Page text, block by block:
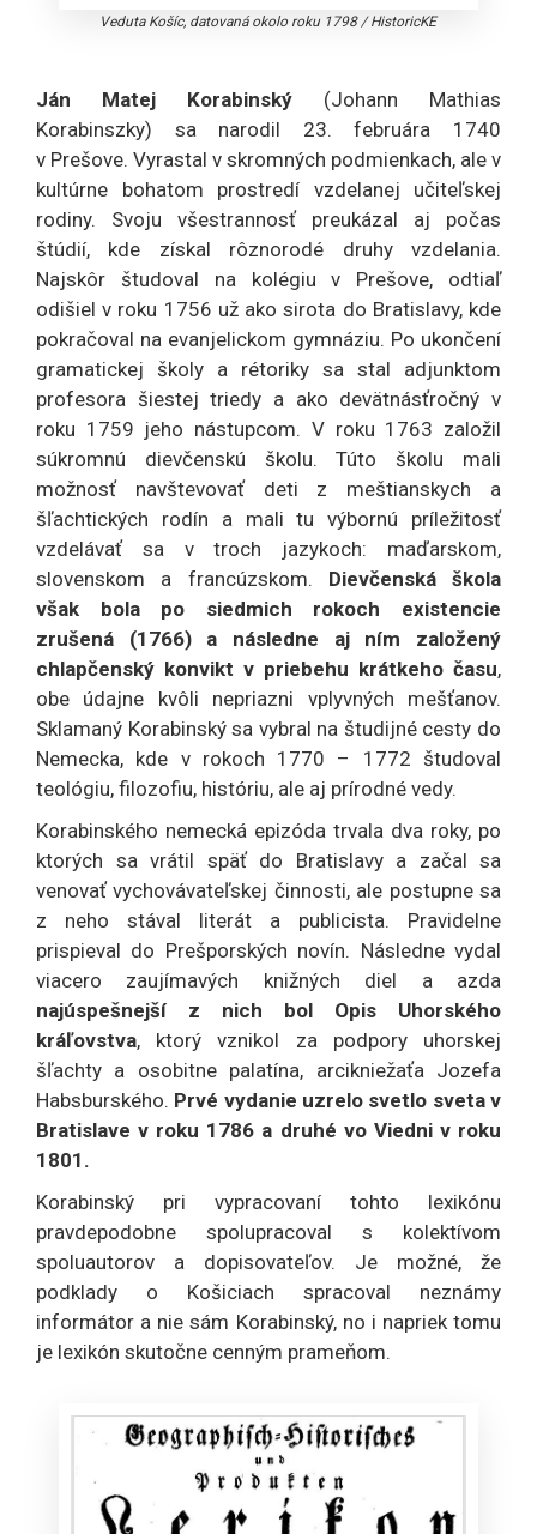
Veduta Košíc, datovaná okolo roku 1798/HistoricKE
Ján Matej Korabinský (Johann Mathias
Korabinszky) sa narodil 23. februára 1740
v Prešove. Vyrastal v skromných podmienkach, ale v
kultúrne bohatom prostredí vzdelanej učiteľskej
rodiny. Svoju všestrannosť preukázal aj počas
štúdií, kde získal rôznorodé druhy vzdelania.
Najskôr študoval na kolégiu v Prešove, odtiaľ
odišiel v roku 1756 už ako sirota do Bratislavy, kde
pokračoval na evanjelickom gymnáziu. Po ukončení
gramatickej školy a rétoriky sa stal adjunktom
profesora šiestej triedy a ako devätnásťročný v
roku 1759 jeho nástupcom. V roku 1763 založil
súkromnú dievčenskú školu. Túto školu mali
možnosť navštevovať deti z meštianskych a
šľachtických rodín a mali tu výbornú príležitosť
vzdelávať sa v troch jazykoch: maďarskom,
slovenskom a francúzskom. Dievčenská škola
však bola po siedmich rokoch existencie
zrušená (1766) a následne aj ním založený
chlapčenský konvikt v priebehu krátkeho času,
obe údajne kvôli nepriazni vplyvných mešťanov.
Sklamaný Korabinský sa vybral na študijné cesty do
Nemecka, kde v rokoch 1770 – 1772 študoval
teológiu, filozofiu, históriu, ale aj prírodné vedy.
Korabinského nemecká epizóda trvala dva roky, po
ktorých sa vrátil späť do Bratislavy a začal sa
venovať vychovávateľskej činnosti, ale postupne sa
z neho stával literát a publicista. Pravidelne
prispieval do Prešporských novín. Následne vydal
viacero zaujímavých knižných diel a azda
najúspešnejší z nich bol Opis Uhorského
kráľovstva, ktorý vznikol za podpory uhorskej
šľachty a osobitne palatína, arcikniežaťa Jozefa
Habsburského. Prvé vydanie uzrelo svetlo sveta v
Bratislave v roku 1786 a druhé vo Viedni v roku
1801.
Korabinský pri vypracovaní tohto lexikónu
pravdepodobne spolupracoval s kolektívom
spoluautorov a dopisovateľov. Je možné, že
podklady o Košiciach spracoval neznámy
informátor a nie sám Korabinský, no i napriek tomu
je lexikón skutočne cenným prameňom.